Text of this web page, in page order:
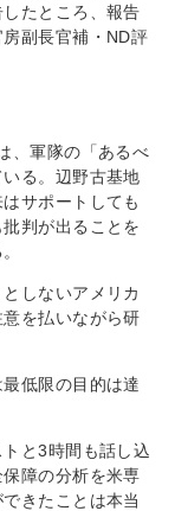
たところ、報告
副長官補・ND評
、軍隊の「あるべ
る。辺野古基地
サポートしても
判が出ることを
しないアメリカ
を払いながら研
低限の目的は達
と3時間も話し込
障の分析を米専
きたことは本当